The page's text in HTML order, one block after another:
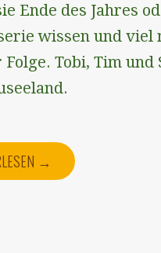
Ende des Jahres
wissen und viel
Tobi, Tim und
→